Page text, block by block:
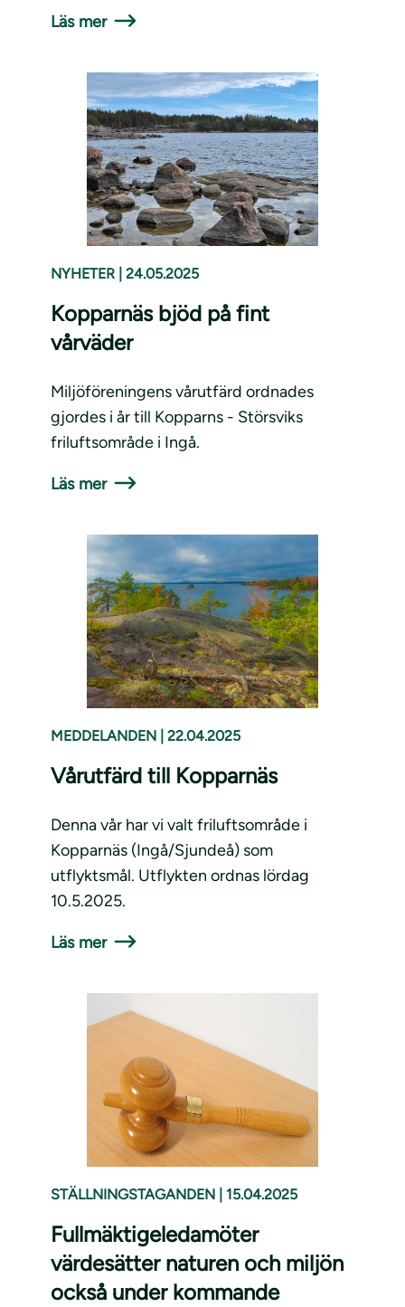
Läs mer
NYHETER 24.05.2025
Kopparnäs bjöd på fint
vårväder
Miljöföreningens vårutfärd ordnades
gjordes i år till Kopparns - Störsviks
friluftsområde i Ingå.
Läs mer
MEDDELANDEN 22.04.2025
Vårutfärd till Kopparnäs
Denna vår har vi valt friluftsområde i
Kopparnäs (Ingå/Sjundeå) som
utflyktsmål. Utflykten ordnas lördag
10.5.2025.
Läs mer
STÄLLNINGSTAGANDEN 15.04.2025
Fullmäktigeledamöter
värdesätter naturen och miljön
också under kommande